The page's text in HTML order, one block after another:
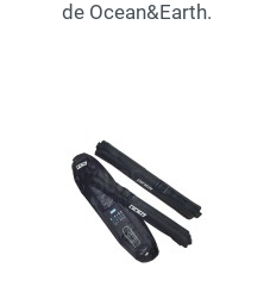
de Ocean&Earth.
Add to Wishlist
Quick View